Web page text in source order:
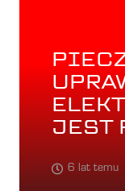
JEST
6 lat temu